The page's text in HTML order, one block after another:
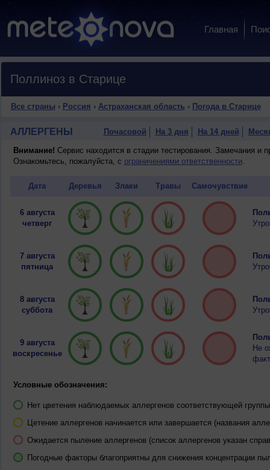
Главная
Поллиноз в Старице
Все страны › Россия › Астраханская область › Погода в Старице
АЛЛЕРГЕНЫ Почасовой На 3 дня На 14 дней
Внимание! Сервис находится в стадии тестирования. Замечания и
Ознакомьтесь, пожалуйста, с ограничениями ответственности.
Дата Деревья Злаки Травы Самочувствие
6 августа
четверг
7 августа
пятница
8 августа
суббота
9 августа
воскресенье
Не
Условные обозначения:
Нет цветения наблюдаемых аллергенов соответствующей
Цетение аллергенов начинается или завершается (названия
Ожидается пыление аллергенов (список аллергенов указан
Погодные факторы благоприятны для снижения концентрации